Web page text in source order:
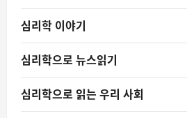
심리학 이야기
심리학으로 뉴스읽기
심리학으로 읽는 우리 사회